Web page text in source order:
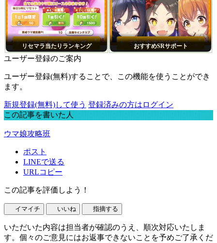
リセマラ当たりランキング おすすめSRサポート
ユーザー登録のご案内
ユーザー登録(無料)することで、この機能を使うことができ
ます。
新規登録(無料)して使う 登録済みの方はログイン
この記事を書いた人
ウマ娘攻略班
ポスト
LINEで送る
URLコピー
この記事を評価しよう！
イマイチ いいね 指摘する
いただいた内容は担当者が確認のうえ、順次対応いたしま
す。個々のご意見にはお返事できないことを予めご了承くだ